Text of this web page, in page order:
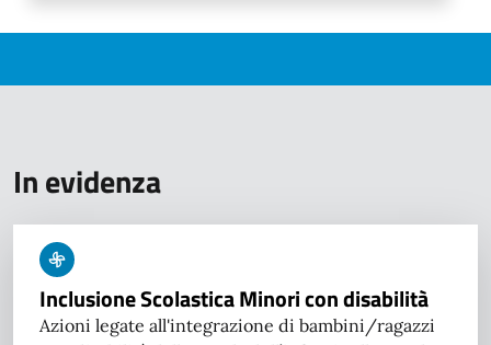
In evidenza
Inclusione Scolastica Minori con disabilità
Azioni legate all'integrazione di bambini/ragazzi